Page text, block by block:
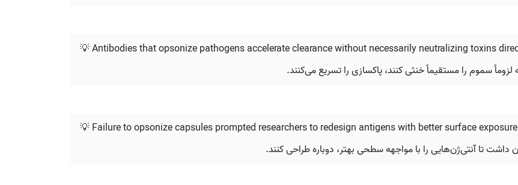
💡 Antibodies that opsonize pathogens accelerate clearance without necessarily neutralizing toxins
لزوماً سموم را مستقیماً خنثی کنند، پاکسازی را تسریع می‌کنند.
💡 Failure to opsonize capsules prompted researchers to redesign antigens with better surface
تا آنتی‌ژن‌هایی را با مواجهه سطحی بهتر، دوباره طراحی کنند.